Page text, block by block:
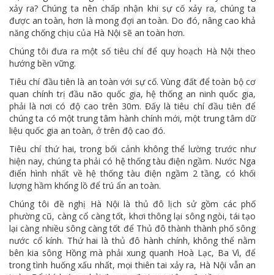
xảy ra? Chúng ta nên chấp nhận khi sự cố xảy ra, chúng ta
được an toàn, hơn là mong đợi an toàn. Do đó, nâng cao khả
năng chống chịu của Hà Nội sẽ an toàn hơn.
Chúng tôi đưa ra một số tiêu chí để quy hoạch Hà Nội theo
hướng bền vững.
Tiêu chí đầu tiên là an toàn với sự cố. Vùng đất để toàn bộ cơ
quan chính trị đầu não quốc gia, hệ thống an ninh quốc gia,
phải là nơi có độ cao trên 30m. Đấy là tiêu chí đầu tiên để
chúng ta có một trung tâm hành chính mới, một trung tâm dữ
liệu quốc gia an toàn, ở trên độ cao đó.
Tiêu chí thứ hai, trong bối cảnh không thể lường trước như
hiện nay, chúng ta phải có hệ thống tàu điện ngầm. Nước Nga
điển hình nhất về hệ thống tàu điện ngầm 2 tầng, có khối
lượng hầm khổng lồ để trú ẩn an toàn.
Chúng tôi đề nghị Hà Nội là thủ đô lịch sử gồm các phố
phường cũ, càng cổ càng tốt, khơi thông lại sông ngòi, tái tạo
lại càng nhiều sông càng tốt để Thủ đô thành thành phố sông
nước cổ kính. Thứ hai là thủ đô hành chính, không thể nằm
bên kia sông Hồng mà phải xung quanh Hoà Lạc, Ba Vì, để
trong tình huống xấu nhất, mọi thiên tai xảy ra, Hà Nội vẫn an